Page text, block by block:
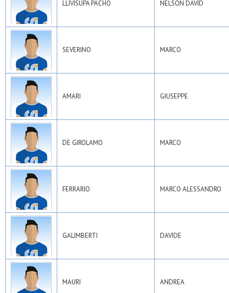
LLIVISUPA PACHO NELSON DAVID
SEVERINO MARCO
AMARI GIUSEPPE
DE GIROLAMO MARCO
FERRARIO MARCO ALESSANDRO
GALIMBERTI DAVIDE
MAURI ANDREA